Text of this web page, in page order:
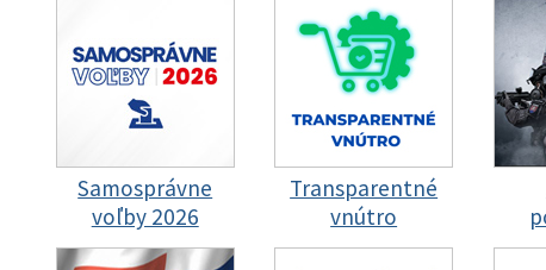
Samosprávne
voľby 2026
Transparentné
vnútro